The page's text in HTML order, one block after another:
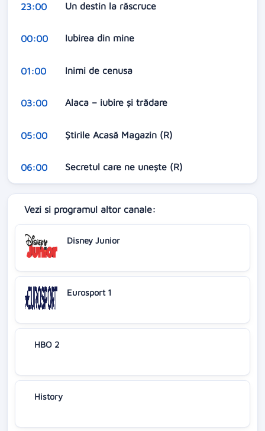
23:00 Un destin la răscruce
00:00 Iubirea din mine
01:00 Inimi de cenusa
03:00 Alaca – iubire şi trădare
05:00 Ştirile Acasă Magazin (R)
06:00 Secretul care ne unește (R)
Vezi si programul altor canale:
Disney Junior
Eurosport 1
HBO 2
History